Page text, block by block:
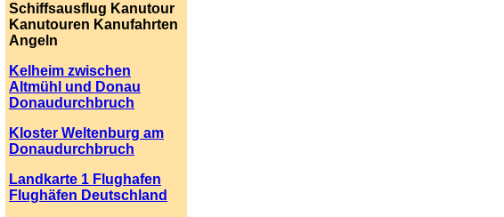
Schiffsausflug Kanutour
Kanutouren Kanufahrten
Angeln
Kelheim zwischen
Altmühl und Donau
Donaudurchbruch
Kloster Weltenburg am
Donaudurchbruch
Landkarte 1 Flughafen
Flughäfen Deutschland